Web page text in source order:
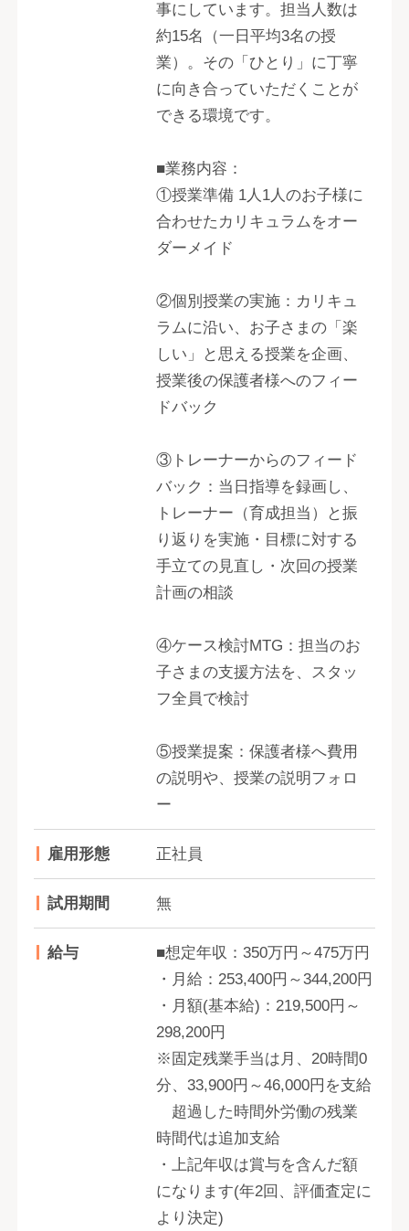
事にしています。担当人数は
約15名（一日平均3名の授
業）。その「ひとり」に丁寧
に向き合っていただくことが
できる環境です。
■業務内容：
①授業準備 1人1人のお子様に
合わせたカリキュラムをオー
ダーメイド
②個別授業の実施：カリキュ
ラムに沿い、お子さまの「楽
しい」と思える授業を企画、
授業後の保護者様へのフィー
ドバック
③トレーナーからのフィード
バック：当日指導を録画し、
トレーナー（育成担当）と振
り返りを実施・目標に対する
手立ての見直し・次回の授業
計画の相談
④ケース検討MTG：担当のお
子さまの支援方法を、スタッ
フ全員で検討
⑤授業提案：保護者様へ費用
の説明や、授業の説明フォロ
ー
雇用形態 正社員
試用期間 無
給与
■想定年収：350万円～475万円
・月給：253,400円～344,200円
・月額(基本給)：219,500円～
298,200円
※固定残業手当は月、20時間0
分、33,900円～46,000円を支給
超過した時間外労働の残業
時間代は追加支給
・上記年収は賞与を含んだ額
になります(年2回、評価査定に
より決定)